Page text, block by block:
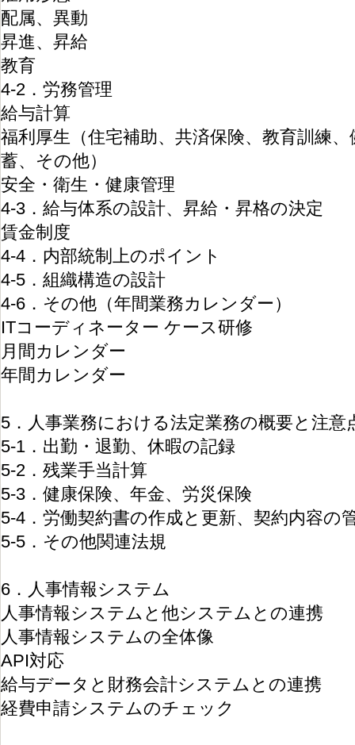
配属、異動
昇進、昇給
教育
4-2．労務管理
給与計算
福利厚生（住宅補助、共済保険、教育訓練
蓄、その他）
安全・衛生・健康管理
4-3．給与体系の設計、昇給・昇格の決定
賃金制度
4-4．内部統制上のポイント
4-5．組織構造の設計
4-6．その他（年間業務カレンダー）
ITコーディネーター ケース研修
月間カレンダー
年間カレンダー
5．人事業務における法定業務の概要と注意
5-1．出勤・退勤、休暇の記録
5-2．残業手当計算
5-3．健康保険、年金、労災保険
5-4．労働契約書の作成と更新、契約内容の
5-5．その他関連法規
6．人事情報システム
人事情報システムと他システムとの連携
人事情報システムの全体像
API対応
給与データと財務会計システムとの連携
経費申請システムのチェック